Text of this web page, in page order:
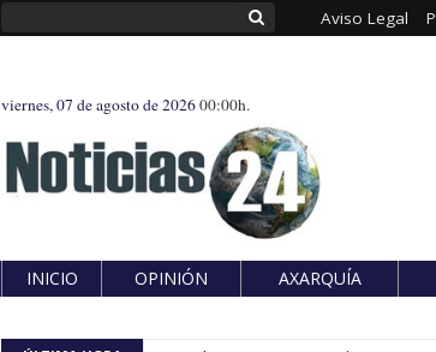
Aviso Legal
viernes, 07 de agosto de 202600:00h.
INICIO OPINIÓN AXARQUÍA